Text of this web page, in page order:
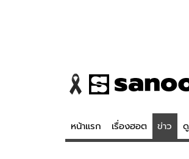
หน้าแรก เรื่องฮอต ข่าว